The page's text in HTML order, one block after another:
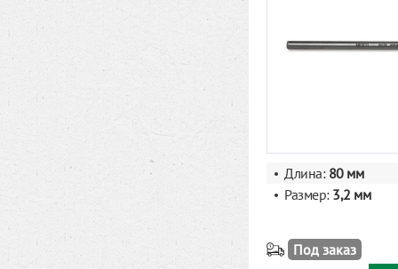
Длина: 80 мм
Размер: 3,2 мм
Под заказ